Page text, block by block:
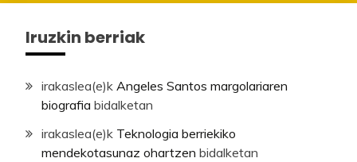
Iruzkin berriak
irakaslea(e)k Angeles Santos margolariaren
biografia bidalketan
irakaslea(e)k Teknologia berriekiko
mendekotasunaz ohartzen bidalketan